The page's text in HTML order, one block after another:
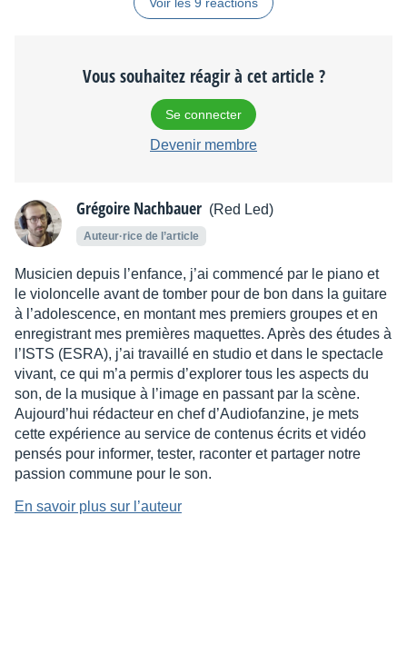
Voir les 9 réactions
Vous souhaitez réagir à cet article ?
Se connecter
Devenir membre
Grégoire Nachbauer (Red Led)
Auteur·rice de l’article
Musicien depuis l’enfance, j’ai commencé par le piano et
le violoncelle avant de tomber pour de bon dans la guitare
à l’adolescence, en montant mes premiers groupes et en
enregistrant mes premières maquettes. Après des études à
l’ISTS (ESRA), j’ai travaillé en studio et dans le spectacle
vivant, ce qui m’a permis d’explorer tous les aspects du
son, de la musique à l’image en passant par la scène.
Aujourd’hui rédacteur en chef d’Audiofanzine, je mets
cette expérience au service de contenus écrits et vidéo
pensés pour informer, tester, raconter et partager notre
passion commune pour le son.
En savoir plus sur l’auteur